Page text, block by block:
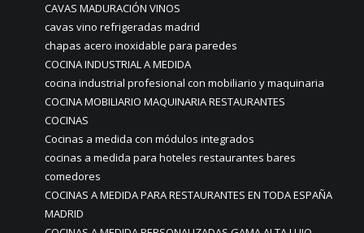
CAVAS MADURACIÓN VINOS
cavas vino refrigeradas madrid
chapas acero inoxidable para paredes
COCINA INDUSTRIAL A MEDIDA
cocina industrial profesional con mobiliario y maquinaria
COCINA MOBILIARIO MAQUINARIA RESTAURANTES
COCINAS
Cocinas a medida con módulos integrados
cocinas a medida para hoteles restaurantes bares
comedores
COCINAS A MEDIDA PARA RESTAURANTES EN TODA ESPAÑA
MADRID